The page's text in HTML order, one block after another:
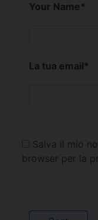
Your Name*
La tua email*
Salva il mio
browser per la